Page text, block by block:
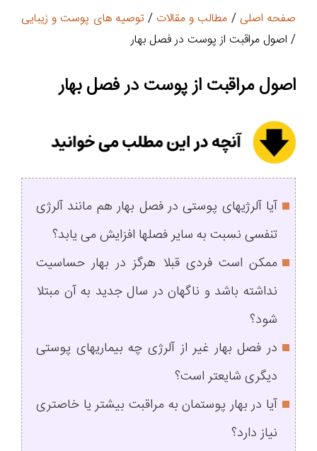
صفحه اصلی / مطالب و مقالات /توصیه های پوست و زیبایی
/ اصول مراقبت از پوست در فصل بهار
اصول مراقبت از پوست در فصل بهار
آیا آلرژیهای پوستی در فصل بهار هم مانند آلرژی
تنفسی نسبت به سایر فصلها افزایش می یابد؟
ممکن است فردی قبلا هرگز در بهار حساسیت
نداشته باشد و ناگهان در سال جدید به آن مبتلا
شود؟
در فصل بهار غیر از آلرژی چه بیماریهای پوستی
دیگری شایعتر است؟
آیا در بهار پوستمان به مراقبت بیشتر یا خاصتری
نیاز دارد؟